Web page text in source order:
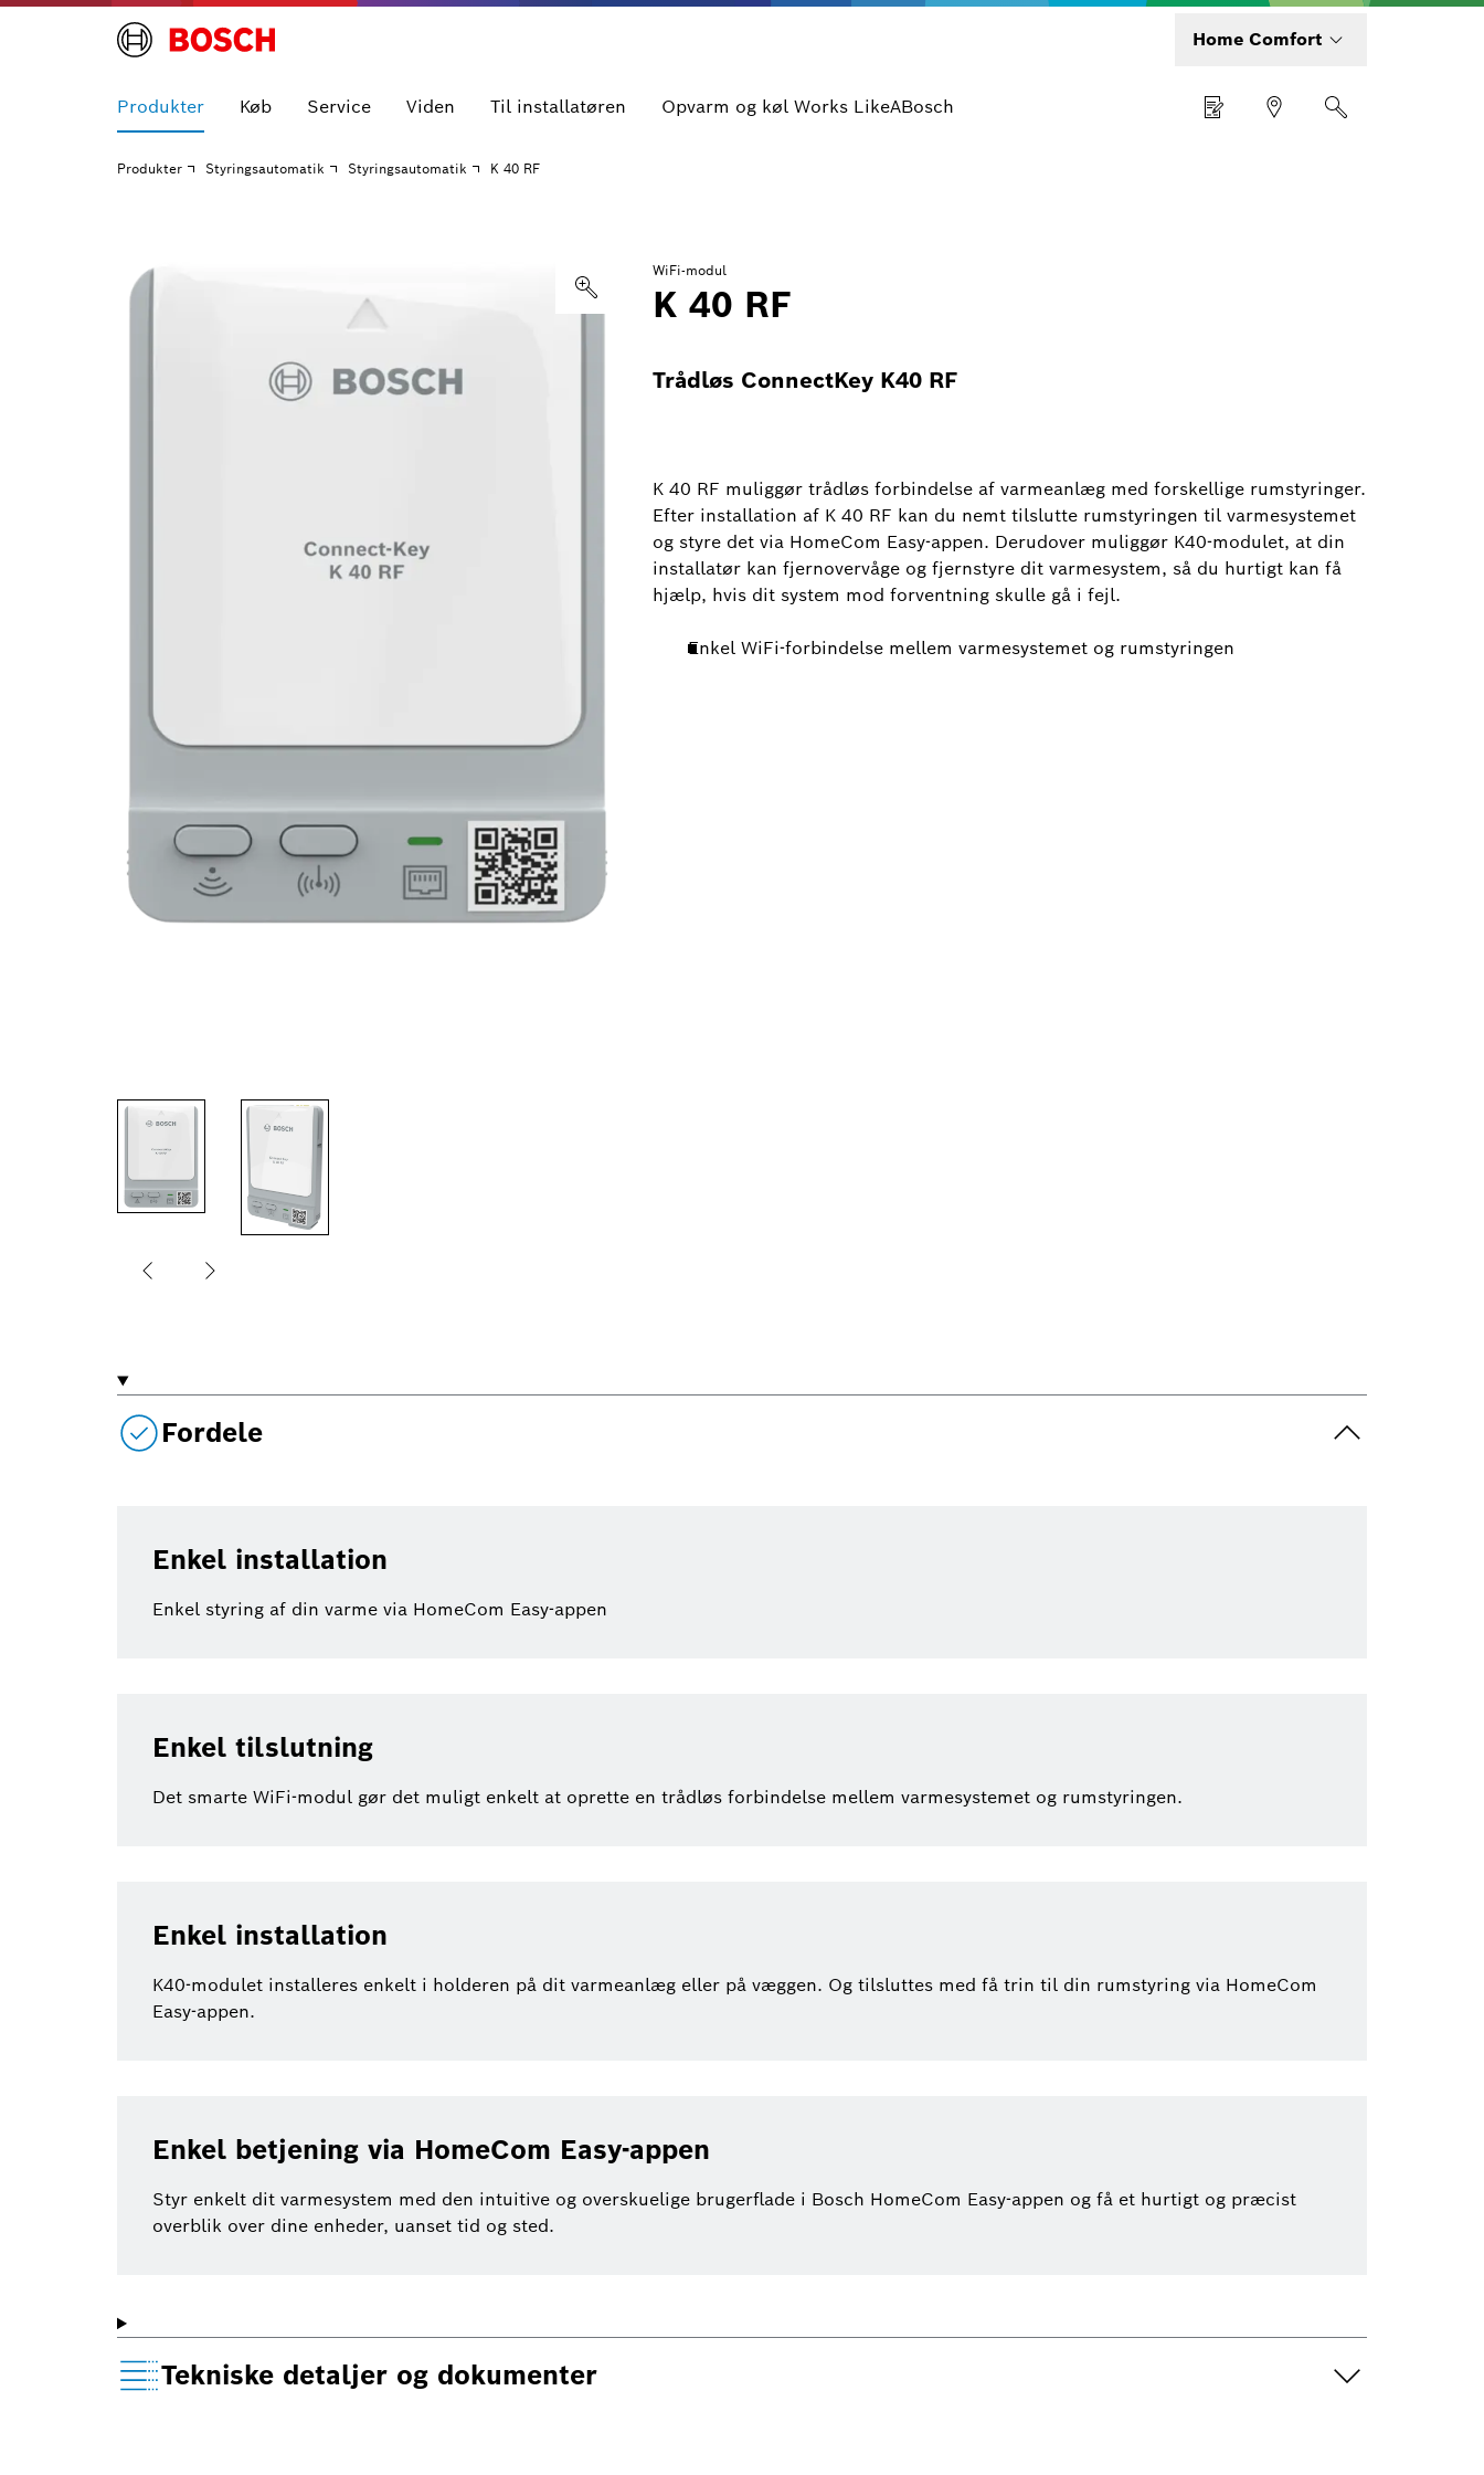
Home Comfort
Produkter Køb Service Viden Til installatøren Opvarm og køl Works LikeABosch
Produkter Styringsautomatik Styringsautomatik K 40 RF
WiFi-modul
K 40 RF
Trådløs ConnectKey K40 RF
K 40 RF muliggør trådløs forbindelse af varmeanlæg med forskellige rumstyringer.
Efter installation af K 40 RF kan du nemt tilslutte rumstyringen til varmesystemet
og styre det via HomeCom Easy-appen. Derudover muliggør K40-modulet, at din
installatør kan fjernovervåge og fjernstyre dit varmesystem, så du hurtigt kan få
hjælp, hvis dit system mod forventning skulle gå i fejl.
Enkel WiFi-forbindelse mellem varmesystemet og rumstyringen
Fordele
Enkel installation
Enkel styring af din varme via HomeCom Easy-appen
Enkel tilslutning
Det smarte WiFi-modul gør det muligt enkelt at oprette en trådløs forbindelse mellem varmesystemet og rumstyringen.
Enkel installation
K40-modulet installeres enkelt i holderen på dit varmeanlæg eller på væggen. Og tilsluttes med få trin til din rumstyring via HomeCom
Easy-appen.
Enkel betjening via HomeCom Easy-appen
Styr enkelt dit varmesystem med den intuitive og overskuelige brugerflade i Bosch HomeCom Easy-appen og få et hurtigt og præcist
overblik over dine enheder, uanset tid og sted.
Tekniske detaljer og dokumenter